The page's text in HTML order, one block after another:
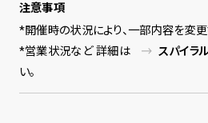
注意事項
*開催時の状況により、一部内容を変更
*営業状況など 詳細は
スパイラ
い。